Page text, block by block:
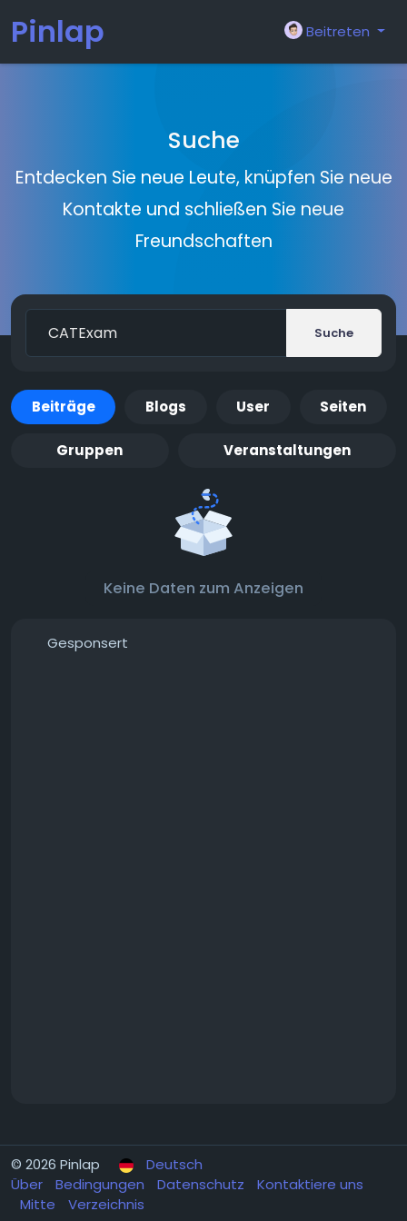
Pinlap Beitreten
Suche
Entdecken Sie neue Leute, knüpfen Sie neue
Kontakte und schließen Sie neue
Freundschaften
Suche
Beiträge Blogs User Seiten
Gruppen Veranstaltungen
Keine Daten zum Anzeigen
Gesponsert
© 2026 Pinlap
Deutsch
Über
Bedingungen Datenschutz
Kontaktiere uns
Mitte
Verzeichnis